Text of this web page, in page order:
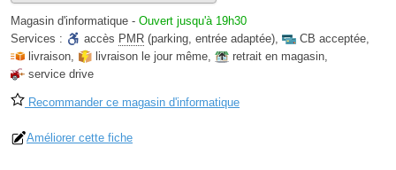
Magasin d'informatique - Ouvert jusqu'à 19h30
Services :
accès PMR (parking, entrée adaptée), CB acceptée,
livraison, livraison le jour même, retrait en magasin,
service drive
Recommander ce magasin d'informatique
Améliorer cette fiche